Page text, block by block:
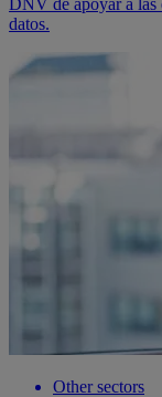
DNV de apoyar a las
datos.
Other sectors